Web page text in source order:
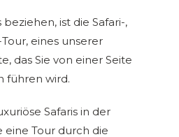
ist die Safari-,
eines unserer
das Sie von einer Seite
führen wird.
Safaris in der
eine Tour durch die